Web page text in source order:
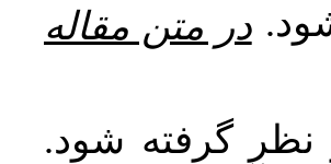
در متن مقاله
نظر گرفته شود.